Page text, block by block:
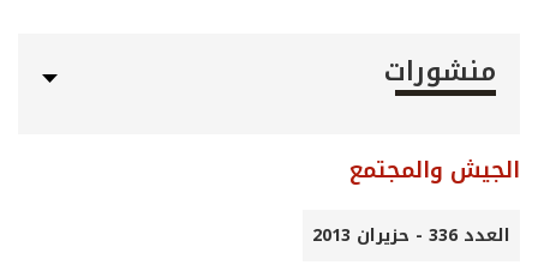
منشورات
الجيش والمجتمع
العدد 336 - حزيران 2013